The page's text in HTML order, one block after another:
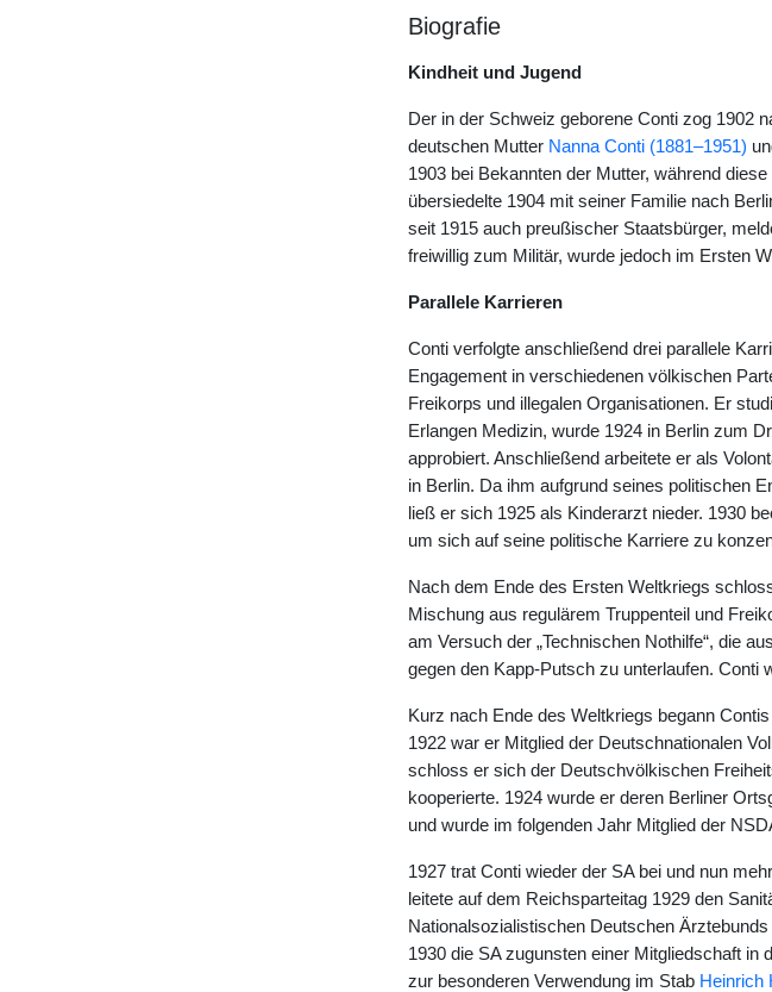
Biografie
Kindheit und Jugend
Der in der Schweiz geborene Conti zog 1902
deutschen Mutter Nanna Conti (1881–1951)
1903 bei Bekannten der Mutter, während
übersiedelte 1904 mit seiner Familie nach
seit 1915 auch preußischer Staatsbürger,
freiwillig zum Militär, wurde jedoch im Ersten
Parallele Karrieren
Conti verfolgte anschließend drei parallele
Engagement in verschiedenen völkischen
Freikorps und illegalen Organisationen. Er
Erlangen Medizin, wurde 1924 in Berlin zum
approbiert. Anschließend arbeitete er als
in Berlin. Da ihm aufgrund seines politischen
ließ er sich 1925 als Kinderarzt nieder. 1930
um sich auf seine politische Karriere zu
Nach dem Ende des Ersten Weltkriegs
Mischung aus regulärem Truppenteil und
am Versuch der „Technischen Nothilfe“, die
gegen den Kapp-Putsch zu unterlaufen. Conti
Kurz nach Ende des Weltkriegs begann
1922 war er Mitglied der Deutschnationalen
schloss er sich der Deutschvölkischen
kooperierte. 1924 wurde er deren Berliner
und wurde im folgenden Jahr Mitglied der
1927 trat Conti wieder der SA bei und nun
leitete auf dem Reichsparteitag 1929 den
Nationalsozialistischen Deutschen
1930 die SA zugunsten einer Mitgliedschaft
zur besonderen Verwendung im Stab Heinrich